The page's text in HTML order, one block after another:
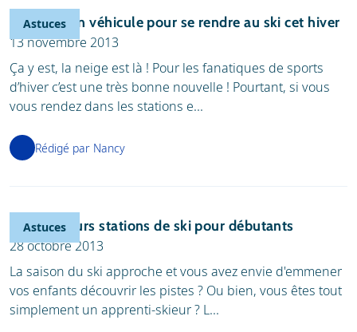
Astuces
Équiper son véhicule pour se rendre au ski cet hiver
13 novembre 2013
Ça y est, la neige est là ! Pour les fanatiques de sports
d’hiver c’est une très bonne nouvelle ! Pourtant, si vous
vous rendez dans les stations e...
Rédigé par Nancy
Astuces
Les meilleurs stations de ski pour débutants
28 octobre 2013
La saison du ski approche et vous avez envie d'emmener
vos enfants découvrir les pistes ? Ou bien, vous êtes tout
simplement un apprenti-skieur ? L...